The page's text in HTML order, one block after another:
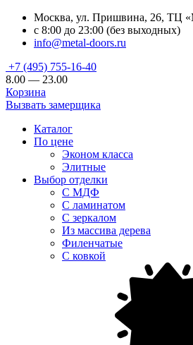
Москва, ул. Пришвина, 26, ТЦ
с 8:00 до 23:00 (без выходных)
info@metal-doors.ru
+7 (495) 755-16-40
8.00 — 23.00
Корзина
Вызвать замерщика
Каталог
По цене
Эконом класса
Элитные
Выбор отделки
С МДФ
С ламинатом
С зеркалом
Из массива дерева
Филенчатые
С ковкой